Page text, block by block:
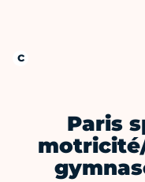
Paris